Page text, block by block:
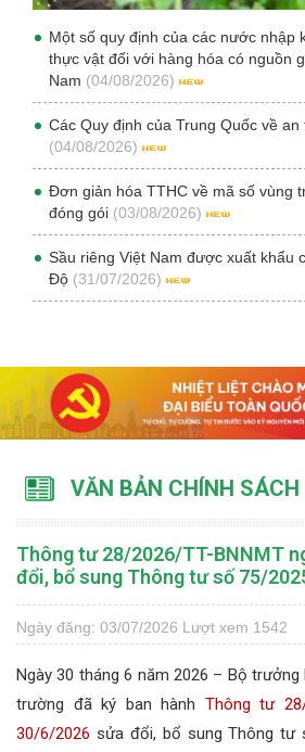
Một số quy định của các nước nhập
thực vật đối với hàng hóa có nguồn
Nam (04/08/2026)
Các Quy định của Trung Quốc về
(04/08/2026)
Đơn giản hóa TTHC về mã số vùng
đóng gói (03/08/2026)
Sầu riêng Việt Nam được xuất khẩu
Độ (31/07/2026)
VĂN BẢN CHÍNH SÁCH
Thông tư 28/2026/TT-BNNMT
đổi, bổ sung Thông tư số 75/
Ngày đăng: 03/07/2026 Lượt xem 1542
Ngày 30 tháng 6 năm 2026 – Bộ trưởng
trường đã ký ban hành Thông tư
30/6/2026 sửa đổi, bổ sung Thông tư